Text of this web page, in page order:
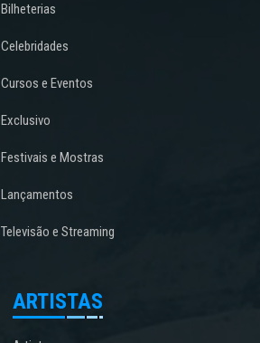
Bilheterias
Celebridades
Cursos e Eventos
Exclusivo
Festivais e Mostras
Lançamentos
Televisão e Streaming
ARTISTAS